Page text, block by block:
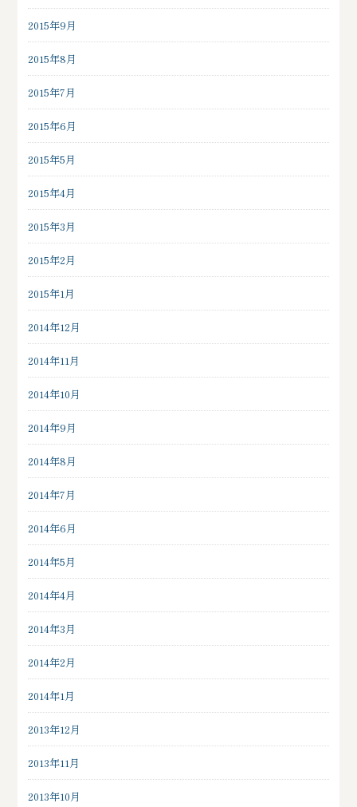
2015年9月
2015年8月
2015年7月
2015年6月
2015年5月
2015年4月
2015年3月
2015年2月
2015年1月
2014年12月
2014年11月
2014年10月
2014年9月
2014年8月
2014年7月
2014年6月
2014年5月
2014年4月
2014年3月
2014年2月
2014年1月
2013年12月
2013年11月
2013年10月